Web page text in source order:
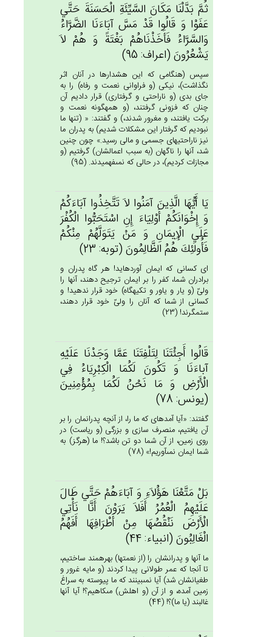
ثُم‌َّ بَدَّلْنَا مَكَان‌َ السَّيِّئَة‌ِ الْحَسَنَة‌َ حَتَّي‌
عَفَوْا وَ قَالُوا قَدْ مَس‌َّ آبَاءَنَا الضَّرَّاءُ
وَالسَّرَّاءُ فَأَخَذْنَاهُم‌ْ بَغْتَة‌ً وَ هُم‌ْ لاَ
يَشْعُرُون‌َ (اعراف: 95)
سپس (هنگامى كه اين هشدارها در آنان اثر
نگذاشت)، نيكى (و فراوانى نعمت و رفاه) را به
جاى بدى (و ناراحتى و گرفتارى) قرار داديم آن
چنان كه فزونى گرفتند، (و همه‏گونه نعمت و
بركت يافتند، و مغرور شدند،) و گفتند: « (تنها ما
نبوديم كه گرفتار اين مشكلات شديم) به پدران ما
نيز ناراحتيهاى جسمى و مالى رسيد.» چون چنين
شد، آنها را ناگهان (به سبب اعمالشان) گرفتيم (و
مجازات كرديم)، در حالى كه نمى‏فهميدند. (95)
يَا أَيُّهَا الَّذِين‌َ آمَنُوا لاَ تَتَّخِذُوا آبَاءَكُم‌ْ
وَ إِخْوَانَكُم‌ْ أَوْلِيَاءَ إِنِ‌ اسْتَحَبُّوا الْكُفْرَ
عَلَي‌ الْإِيمَانِ وَ مَنْ‌ يَتَوَلَّهُمْ‌ مِنْكُم‌ْ
فَأُولَئِك‌َ هُم‌ُ الظَّالِمُون‌َ (توبه: 23)
اى كسانى كه ايمان آورده‏ايد! هر گاه پدران و
برادران شما، كفر را بر ايمان ترجيح دهند، آنها را
ولىّ (و يار و ياور و تكيه‏گاه) خود قرار ندهيد! و
كسانى از شما كه آنان را ولىّ خود قرار دهند،
ستمگرند! (23)
قَالُوا أَجِئْتَنَا لِتَلْفِتَنَا عَمَّا وَجَدْنَا عَلَيْه‌ِ
آباءَنَا وَ تَكُون‌َ لَكُمَا الْكِبْرِيَاءُ فِي‌
الْأَرْض‌ِ وَ مَا نَحْن‌ُ لَكُمَا بِمُؤْمِنِين‌َ
(يونس: 78)
گفتند: «آيا آمده‏اى كه ما را، از آنچه پدرانمان را بر
آن يافتيم، منصرف سازى و بزرگى (و رياست) در
روى زمين، از آن شما دو تن باشد؟! ما (هرگز) به
شما ايمان نمى‏آوريم!» (78)
بَل‌ْ مَتَّعْنَا هَؤُلاَءِ وَ آبَاءَهُم‌ْ حَتَّي‌ طَال‌َ
عَلَيْهِم‌ُ الْعُمُرُ أَفَلاَ يَرَوْن‌َ أَنَّا نَأْتِي‌
الْأَرْض‌َ نَنْقُصُهَا مِن‌ْ أَطْرَافِهَا أَفَهُم‌ُ
الْغَالِبُون‌َ (انبياء: 44)
ما آنها و پدرانشان را (از نعمتها) بهره‏مند ساختيم،
تا آنجا كه عمر طولانى پيدا كردند (و مايه غرور و
طغيانشان شد) آيا نمى‏بينند كه ما پيوسته به سراغ
زمين آمده، و از آن (و اهلش) مى‏كاهيم؟! آيا آنها
غالبند (يا ما)؟! (44)